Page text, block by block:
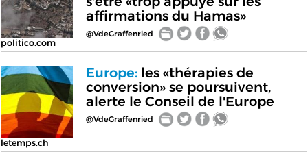
< RETOUR À L'ACCUEIL
politico.com
affirmations du Hamas»
@VdeGraffenried
letemps.ch
Europe:les «thérapies de
conversion» se poursuivent,
alerte le Conseil de l'Europe
@VdeGraffenried